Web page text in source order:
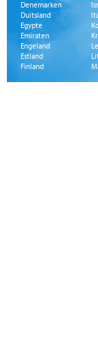
Denemarken
Duitsland
Egypte
Emiraten
Engeland
Estland
Finland